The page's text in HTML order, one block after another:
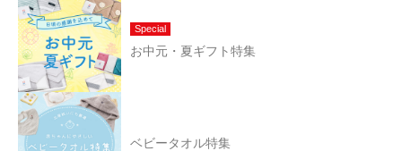
Special
お中元・夏ギフト特集
ベビータオル特集